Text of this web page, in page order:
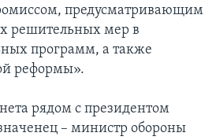
предусматривающим
решительных мер в
программ, а также
реформы».
рядом с президентом
– министр обороны